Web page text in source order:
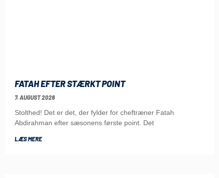
FATAH EFTER STÆRKT POINT
7. AUGUST 2026
Stolthed! Det er det, der fylder for cheftræner Fatah
Abdirahman efter sæsonens første point. Det
LÆS MERE